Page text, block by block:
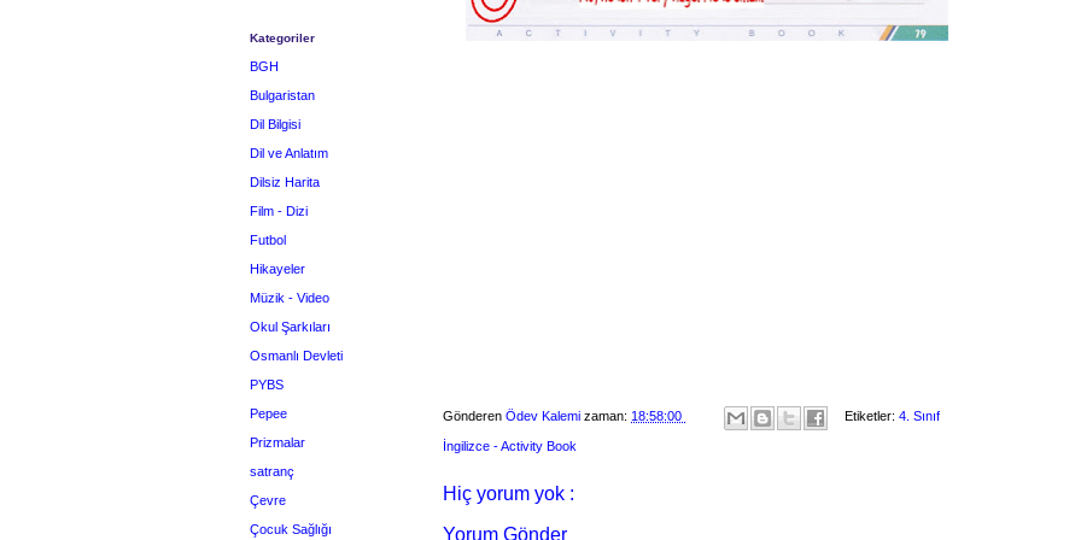
Gönderen Ödev Kalemi zaman: 18:58:00 Etiketler: 4. Sınıf
İngilizce - Activity Book
Hiç yorum yok :
Yorum Gönder
Kategoriler
BGH
Bulgaristan
Dil Bilgisi
Dil ve Anlatım
Dilsiz Harita
Film - Dizi
Futbol
Hikayeler
Müzik - Video
Okul Şarkıları
Osmanlı Devleti
PYBS
Pepee
Prizmalar
satranç
Çevre
Çocuk Sağlığı